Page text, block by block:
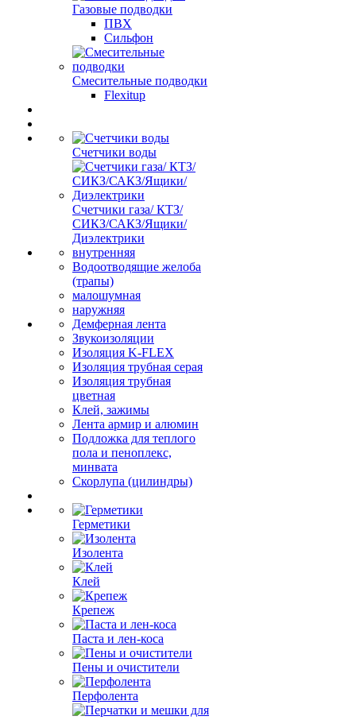
Газовые подводки
ПВХ
Сильфон
Смесительные подводки
Flexitup
Счетчики воды
Счетчики газа/ КТЗ/
СИКЗ/САКЗ/Ящики/
Диэлектрики
внутренняя
Водоотводящие желоба
(трапы)
малошумная
наружняя
Демферная лента
Звукоизоляции
Изоляция K-FLEX
Изоляция трубная серая
Изоляция трубная
цветная
Клей, зажимы
Лента армир и алюмин
Подложка для теплого
пола и пеноплекс,
минвата
Скорлупа (цилиндры)
Герметики
Изолента
Клей
Крепеж
Паста и лен-коса
Пены и очистители
Перфолента